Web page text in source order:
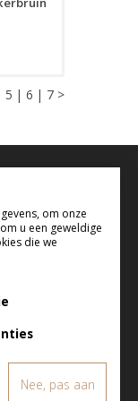
5 | 6 | 7 >
om onze
u een geweldige
die we
Nee, pas aan